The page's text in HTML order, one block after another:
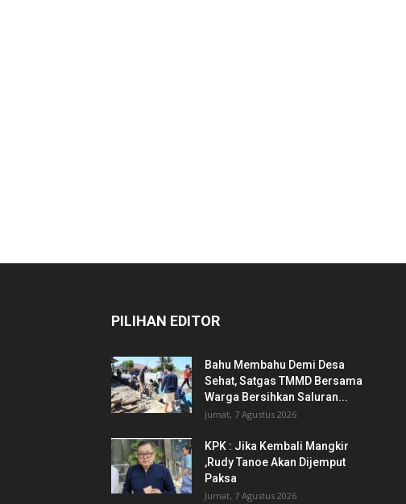
PILIHAN EDITOR
Bahu Membahu Demi Desa
Sehat, Satgas TMMD Bersama
Warga Bersihkan Saluran...
Jumat, 7 Agustus 2026
KPK : Jika Kembali Mangkir
,Rudy Tanoe Akan Dijemput
Paksa
Jumat, 7 Agustus 2026